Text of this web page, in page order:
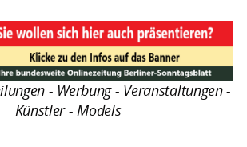
- Werbung - Veranstaltungen -
Künstler - Models